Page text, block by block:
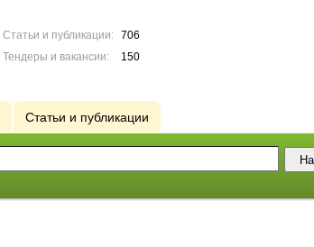
Статьи и публикации:
706
Тендеры и вакансии:
150
Статьи и публикации